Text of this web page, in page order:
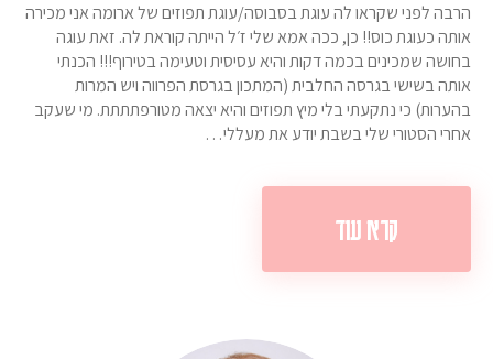
הרבה לפני שקראו לה עוגת בסבוסה/עוגת תפוזים של ארומה אני מכירה
אותה כעוגת כוס!! כן, ככה אמא שלי ז׳ל הייתה קוראת לה. זאת עוגה
בחושה שמכינים בכמה דקות והיא עסיסית וטעימה בטירוף!!! הכנתי
אותה בשישי בגרסה החלבית (המתכון בגרסת הפרווה ויש המרות
בהערות) כי נתקעתי בלי מיץ תפוזים והיא יצאה מטורפתתתת. מי שעקב
אחרי הסטורי שלי בשבת יודע את מעללי…
קרא עוד